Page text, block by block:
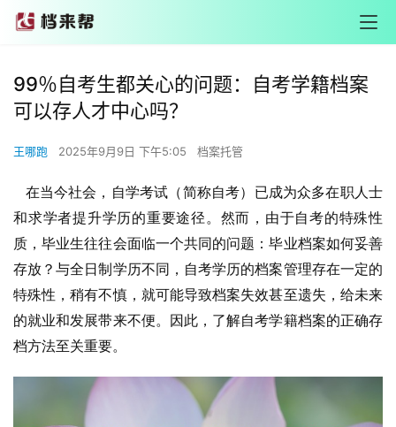
99％自考生都关心的问题：自考学籍档案
可以存人才中心吗？
王哪跑 2025年9月9日 下午5:05 档案托管
在当今社会，自学考试（简称自考）已成为众多在职人士
和求学者提升学历的重要途径。然而，由于自考的特殊性
质，毕业生往往会面临一个共同的问题：毕业档案如何妥善
存放？与全日制学历不同，自考学历的档案管理存在一定的
特殊性，稍有不慎，就可能导致档案失效甚至遗失，给未来
的就业和发展带来不便。因此，了解自考学籍档案的正确存
档方法至关重要。